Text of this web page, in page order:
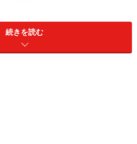
のところ、コンパクト＆ミッドサ
り上がっている。特に、国を代表
、ドイツならVW、イタリアなら
続きを読む